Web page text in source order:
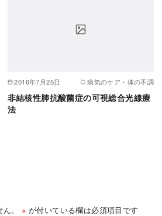
2016年7月25日 病気のケア・体の不調
非結核性肺抗酸菌症の可視総合光線療
法
。 ※ が付いている欄は必須項目です